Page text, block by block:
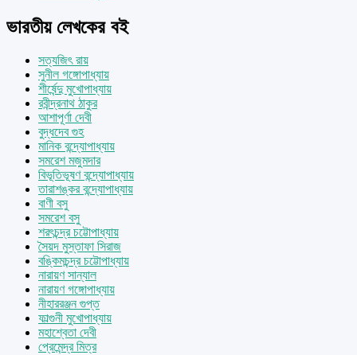
ভারতীয় লেখকের বই
সত্যজিৎ রায়
সুনীল গঙ্গোপাধ্যায়
শীর্ষেন্দু মুখোপাধ্যায়
রবীন্দ্রনাথ ঠাকুর
আশাপূর্ণা দেবী
বুদ্ধদেব গুহ
মানিক বন্দ্যোপাধ্যায়
সমরেশ মজুমদার
বিভূতিভূষণ বন্দ্যোপাধ্যায়
তারাশঙ্কর বন্দ্যোপাধ্যায়
বাণী বসু
সমরেশ বসু
শরৎচন্দ্র চট্টোপাধ্যায়
সৈয়দ মুস্তাফা সিরাজ
বঙ্কিমচন্দ্র চট্টোপাধ্যায়
নারায়ণ সান্যাল
নারায়ণ গঙ্গোপাধ্যায়
নীহাররঞ্জন গুপ্ত
ফাল্গুনী মুখোপাধ্যায়
মহাশ্বেতা দেবী
প্রেমেন্দ্র মিত্র